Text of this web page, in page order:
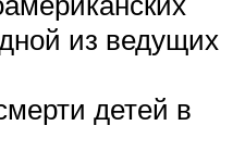
из ведущих
детей в